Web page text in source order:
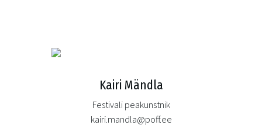
Kairi Mändla
Festivali peakunstnik
kairi.mandla@poff.ee